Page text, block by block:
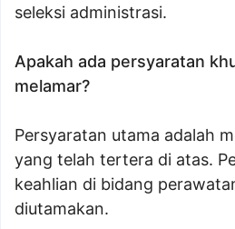
seleksi administrasi.
Apakah ada persyaratan
melamar?
Persyaratan utama adalah
yang telah tertera di atas.
keahlian di bidang
diutamakan.